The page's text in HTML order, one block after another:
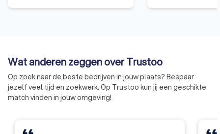
particuliere
Wat anderen zeggen over Trustoo
Op zoek naar de beste bedrijven in jouw plaats? Bespaar
jezelf veel tijd en zoekwerk. Op Trustoo kun jij een geschikte
match vinden in jouw omgeving!